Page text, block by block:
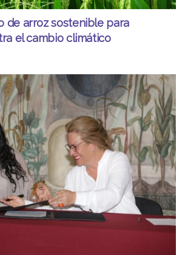
de arroz sostenible para
el cambio climático